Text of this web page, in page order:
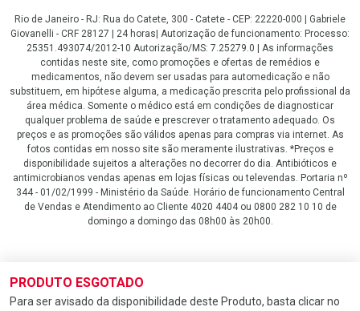
PRODUTO ESGOTADO
Para ser avisado da disponibilidade deste Produto, basta clicar no
Rio de Janeiro - RJ: Rua do Catete, 300 - Catete - CEP: 22220-000 | Gabriele
Giovanelli - CRF 28127 | 24 horas| Autorização de funcionamento: Processo:
25351.493074/2012-10 Autorização/MS: 7.25279.0 | As informações
contidas neste site, como promoções e ofertas de remédios e
medicamentos, não devem ser usadas para automedicação e não
substituem, em hipótese alguma, a medicação prescrita pelo profissional da
área médica. Somente o médico está em condições de diagnosticar
qualquer problema de saúde e prescrever o tratamento adequado. Os
preços e as promoções são válidos apenas para compras via internet. As
fotos contidas em nosso site são meramente ilustrativas. *Preços e
disponibilidade sujeitos a alterações no decorrer do dia. Antibióticos e
antimicrobianos vendas apenas em lojas físicas ou televendas. Portaria nº
344 - 01/02/1999 - Ministério da Saúde. Horário de funcionamento Central
de Vendas e Atendimento ao Cliente 4020 4404 ou 0800 282 10 10 de
domingo a domingo das 08h00 às 20h00.